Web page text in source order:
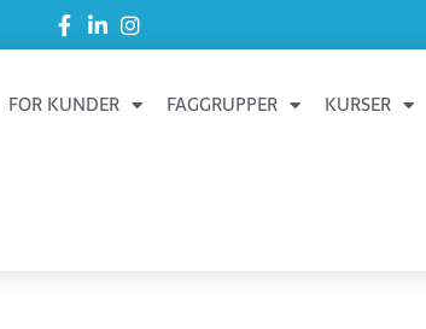
FOR KUNDER FAGGRUPPER KURSER